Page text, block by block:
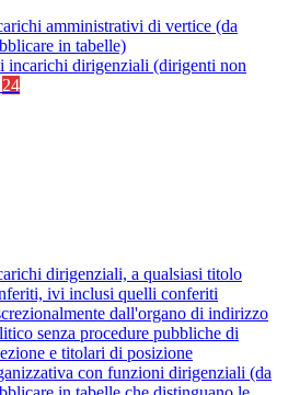
amministrativi di vertice (da
in tabelle)
incarichi dirigenziali (dirigenti non
24
dirigenziali, a qualsiasi titolo
ivi inclusi quelli conferiti
dall'organo di indirizzo
senza procedure pubbliche di
e titolari di posizione
con funzioni dirigenziali (da